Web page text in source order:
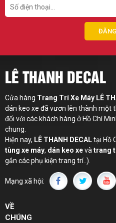
LÊ THANH DECAL
Cửa hàng Trang Trí Xe Máy LÊ
dán keo xe đã vươn lên thành một
đối với các khách hàng ở Hồ Chí
chung.
Hiện nay, LÊ THANH DECALtại Hồ
tùng xe máy, dán keo xevàtrang
gắn các phụ kiện trang trí..).
Mạng xã hội:
VỀ
CHÚNG